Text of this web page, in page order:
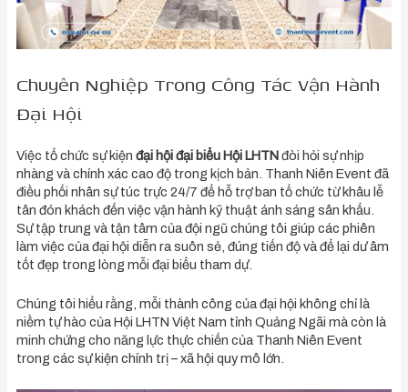
Chuyên Nghiệp Trong Công Tác Vận Hành
Đại Hội
Việc tổ chức sự kiện đại hội đại biểu Hội LHTNđòi hỏi sự nhịp
nhàng và chính xác cao độ trong kịch bản. Thanh Niên Event đã
điều phối nhân sự túc trực 24/7 để hỗ trợ ban tổ chức từ khâu lễ
tân đón khách đến việc vận hành kỹ thuật ánh sáng sân khấu.
Sự tập trung và tận tâm của đội ngũ chúng tôi giúp các phiên
làm việc của đại hội diễn ra suôn sẻ, đúng tiến độ và để lại dư âm
tốt đẹp trong lòng mỗi đại biểu tham dự.
Chúng tôi hiểu rằng, mỗi thành công của đại hội không chỉ là
niềm tự hào của Hội LHTN Việt Nam tỉnh Quảng Ngãi mà còn là
minh chứng cho năng lực thực chiến của Thanh Niên Event
trong các sự kiện chính trị – xã hội quy mô lớn.